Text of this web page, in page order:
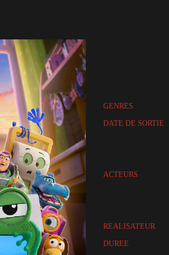
GENRES
DATE DE SORTIE
ACTEURS
REALISATEUR
DUREE